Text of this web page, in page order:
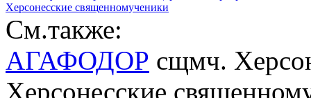
Херсонесские священномученики
См.также:
АГАФОДОР сщмч.
Херсонесские